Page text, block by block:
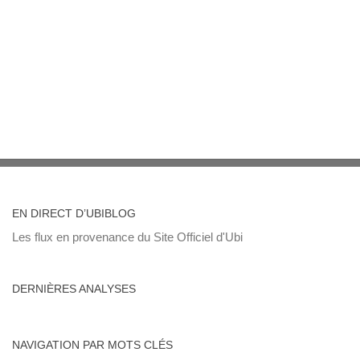
EN DIRECT D’UBIBLOG
Les flux en provenance du Site Officiel d'Ubi
DERNIÈRES ANALYSES
NAVIGATION PAR MOTS CLÉS